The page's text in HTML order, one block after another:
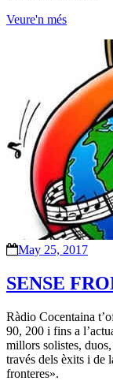
Veure'n més
May 25, 2017
SENSE
Ràdio Cocentaina
90, 200 i fins a
millors solistes,
través dels èxits i de
fronteres».